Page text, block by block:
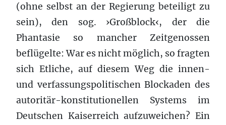
(ohne selbst an der Regierung beteiligt zu
sein), den sog. ›Großblock‹, der die
Phantasie so mancher Zeitgenossen
beflügelte: War es nicht möglich, so fragten
sich Etliche, auf diesem Weg die innen-
und verfassungspolitischen Blockaden des
autoritär-konstitutionellen Systems im
Deutschen Kaiserreich aufzuweichen? Ein